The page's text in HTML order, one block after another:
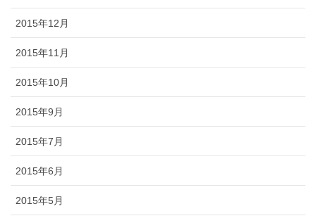
2015年12月
2015年11月
2015年10月
2015年9月
2015年7月
2015年6月
2015年5月